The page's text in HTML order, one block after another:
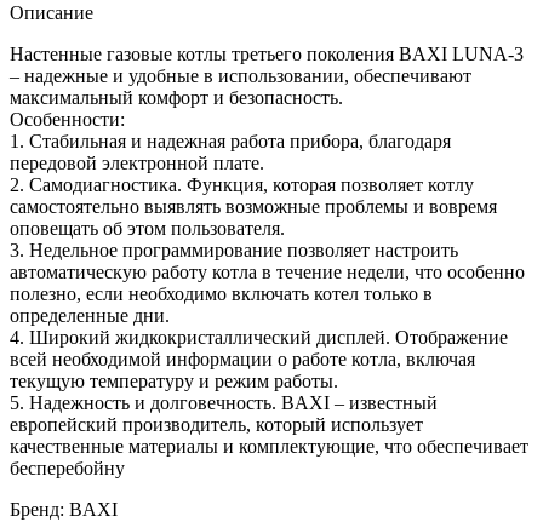
Описание
Настенные газовые котлы третьего поколения BAXI LUNA-3
– надежные и удобные в использовании, обеспечивают
максимальный комфорт и безопасность.
Особенности:
1. Стабильная и надежная работа прибора, благодаря
передовой электронной плате.
2. Самодиагностика. Функция, которая позволяет котлу
самостоятельно выявлять возможные проблемы и вовремя
оповещать об этом пользователя.
3. Недельное программирование позволяет настроить
автоматическую работу котла в течение недели, что особенно
полезно, если необходимо включать котел только в
определенные дни.
4. Широкий жидкокристаллический дисплей. Отображение
всей необходимой информации о работе котла, включая
текущую температуру и режим работы.
5. Надежность и долговечность. BAXI – известный
европейский производитель, который использует
качественные материалы и комплектующие, что обеспечивает
бесперебойну
Бренд: BAXI